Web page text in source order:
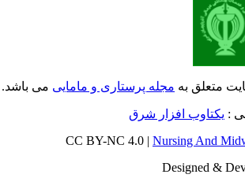
متعلق بهمجله پرستاری و ماماییمی باشد.
: یکتاوب افزار شرق
Nursing And
Designed &